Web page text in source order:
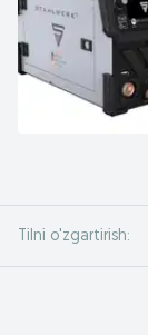
Tilni o'zgartirish: